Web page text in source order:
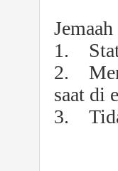
1.
2.
saat di
3.